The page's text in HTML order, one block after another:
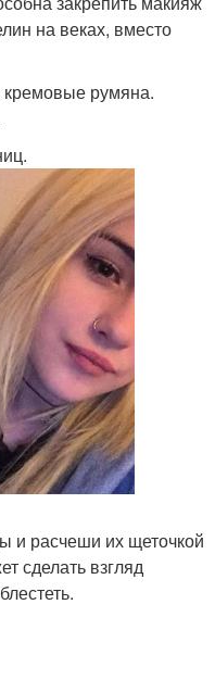
на веках, вместо
кремовые румяна.
и расчеши их щеточкой
сделать взгляд